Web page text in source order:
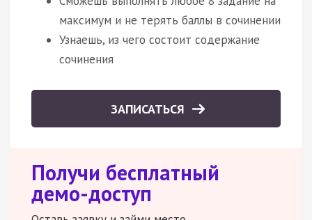
максимум и не терять баллы в сочинении
Узнаешь, из чего состоит содержание
сочинения
ЗАПИСАТЬСЯ
Получи бесплатный
демо-доступ